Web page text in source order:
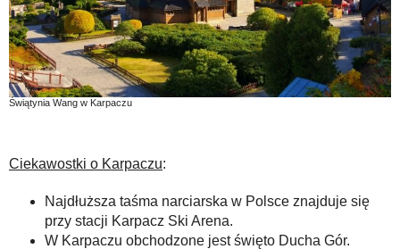
Świątynia Wang w Karpaczu
Ciekawostki o Karpaczu:
Najdłuższa taśma narciarska w Polsce znajduje się
przy stacji Karpacz Ski Arena.
W Karpaczu obchodzone jest święto Ducha Gór.